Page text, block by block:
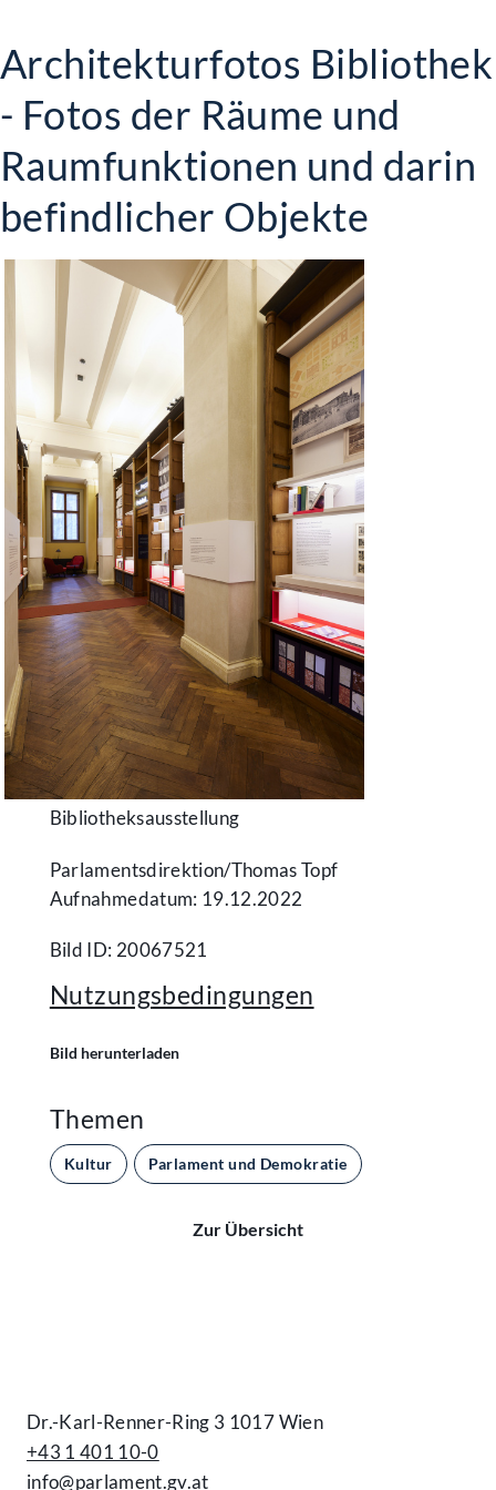
Architekturfotos Bibliothek
- Fotos der Räume und
Raumfunktionen und darin
befindlicher Objekte
Bibliotheksausstellung
Parlamentsdirektion/​Thomas Topf
Aufnahmedatum: 19.12.2022
Bild ID: 20067521
Nutzungsbedingungen
Bild herunterladen
Themen
Kultur Parlament und Demokratie
Zur Übersicht
Dr.-Karl-Renner-Ring 3 1017 Wien
+43 1 401 10-0
info@parlament.gv.at